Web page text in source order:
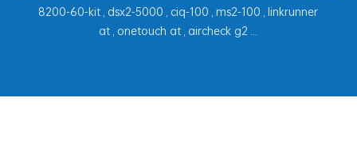
8200-60-kit , dsx2-5000 , ciq-100 , ms2-100 , linkrunner
at , onetouch at , aircheck g2 ...